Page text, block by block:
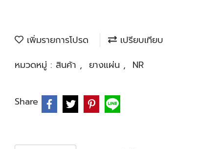
เพิ่มรายการโปรด
เปรียบเทียบ
หมวดหมู่ : สินค้า , ยางแผ่น , NR
Share